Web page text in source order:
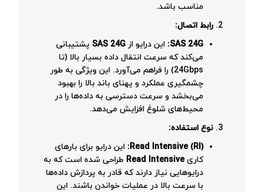
مناسب باشد.
رابط اتصال:
SAS 24G: این درایو از SAS 24G پشتیبانی
می‌کند که سرعت انتقال داده بسیار بالا (تا
24Gbps) را فراهم می‌آورد. این ویژگی به طور
چشمگیری عملکرد و پهنای باند بالا را بهبود
می‌بخشد و سرعت دسترسی به داده‌ها را در
محیط‌های شلوغ افزایش می‌دهد.
نوع استفاده:
Read Intensive (RI): این درایو برای بارهای
کاریRead Intensive طراحی شده است که به
درایوهایی نیاز دارند که قادر به پردازش داده‌ها
با سرعت بالا در عملیات خواندن باشند. این